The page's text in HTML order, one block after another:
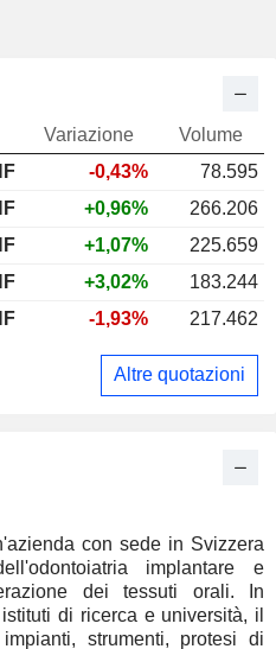
con sede in Svizzera
implantare e
dei tessuti orali. In
di ricerca e università, il
strumenti, protesi di
Variazione
Volume
-0,43%
78.595
+0,96%
266.206
+1,07%
225.659
+3,02%
183.244
-1,93% 217.462
Altre quotazioni